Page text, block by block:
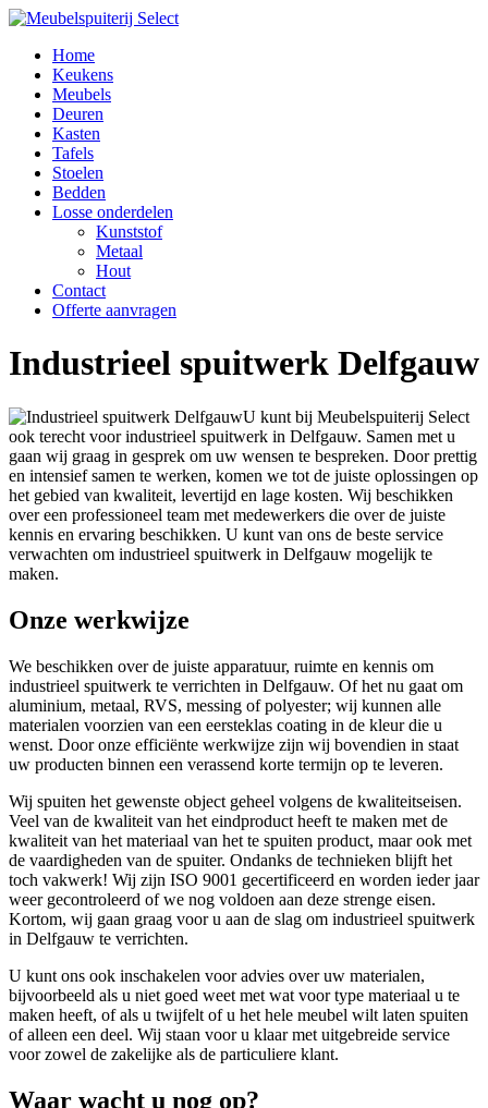
Home
Keukens
Meubels
Deuren
Kasten
Tafels
Stoelen
Bedden
Losse onderdelen
Kunststof
Metaal
Hout
Contact
Offerte aanvragen
Industrieel spuitwerk Delfgauw
U kunt bij Meubelspuiterij Select
ook terecht voor industrieel spuitwerk in Delfgauw. Samen met u
gaan wij graag in gesprek om uw wensen te bespreken. Door prettig
en intensief samen te werken, komen we tot de juiste oplossingen op
het gebied van kwaliteit, levertijd en lage kosten. Wij beschikken
over een professioneel team met medewerkers die over de juiste
kennis en ervaring beschikken. U kunt van ons de beste service
verwachten om industrieel spuitwerk in Delfgauw mogelijk te
maken.
Onze werkwijze
We beschikken over de juiste apparatuur, ruimte en kennis om
industrieel spuitwerk te verrichten in Delfgauw. Of het nu gaat om
aluminium, metaal, RVS, messing of polyester; wij kunnen alle
materialen voorzien van een eersteklas coating in de kleur die u
wenst. Door onze efficiënte werkwijze zijn wij bovendien in staat
uw producten binnen een verassend korte termijn op te leveren.
Wij spuiten het gewenste object geheel volgens de kwaliteitseisen.
Veel van de kwaliteit van het eindproduct heeft te maken met de
kwaliteit van het materiaal van het te spuiten product, maar ook met
de vaardigheden van de spuiter. Ondanks de technieken blijft het
toch vakwerk! Wij zijn ISO 9001 gecertificeerd en worden ieder jaar
weer gecontroleerd of we nog voldoen aan deze strenge eisen.
Kortom, wij gaan graag voor u aan de slag om industrieel spuitwerk
in Delfgauw te verrichten.
U kunt ons ook inschakelen voor advies over uw materialen,
bijvoorbeeld als u niet goed weet met wat voor type materiaal u te
maken heeft, of als u twijfelt of u het hele meubel wilt laten spuiten
of alleen een deel. Wij staan voor u klaar met uitgebreide service
voor zowel de zakelijke als de particuliere klant.
Waar wacht u nog op?